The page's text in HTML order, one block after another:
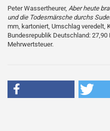
Peter Wassertheurer, Aber heute
und die Todesmärsche durchs
mm, kartoniert, Umschlag veredelt,
Bundesrepublik Deutschland: 27,90
Mehrwertsteuer.